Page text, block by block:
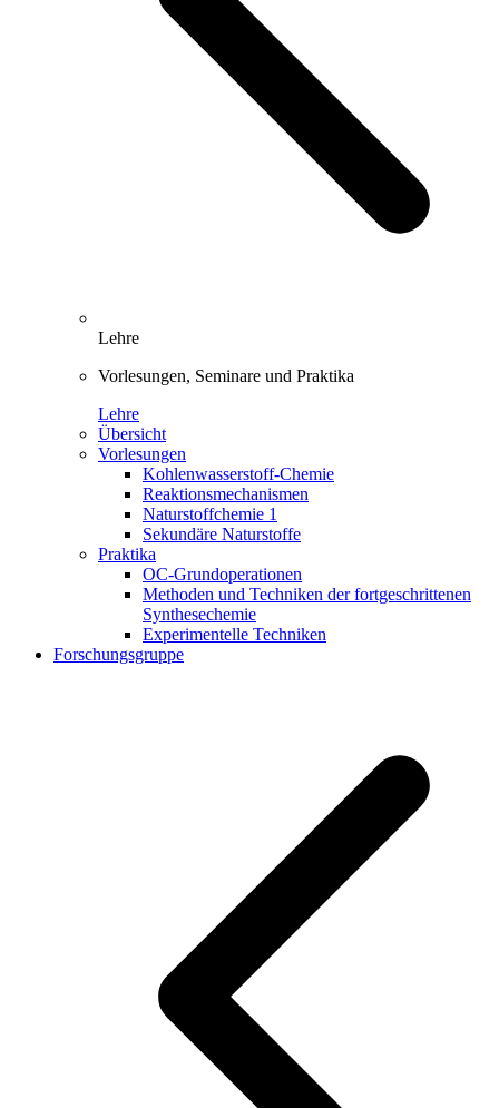
Lehre
Vorlesungen, Seminare und Praktika
Lehre
Übersicht
Vorlesungen
Kohlenwasserstoff-Chemie
Reaktionsmechanismen
Naturstoffchemie 1
Sekundäre Naturstoffe
Praktika
OC-Grundoperationen
Methoden und Techniken der fortgeschrittenen
Synthesechemie
Experimentelle Techniken
Forschungsgruppe